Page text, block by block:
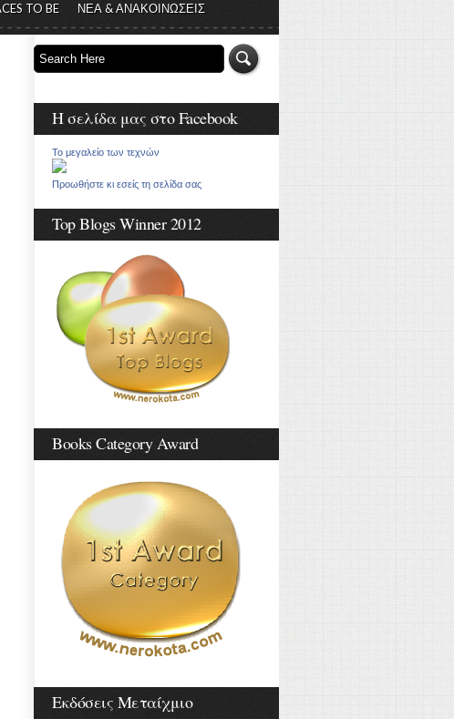
TO BE ΝΕΑ & ΑΝΑΚΟΙΝΩΣΕΙΣ
Η σελίδα μας στο Facebook
Το μεγαλείο των τεχνών
Προωθήστε κι εσείς τη σελίδα σας
Top Blogs Winner 2012
Books Category Award
Εκδόσεις Μεταίχμιο